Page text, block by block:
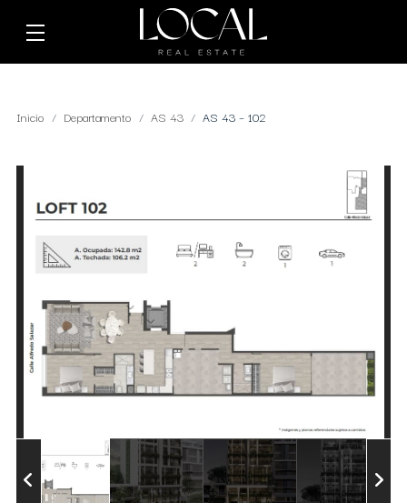
Inicio Departamento AS 43 AS 43 – 102